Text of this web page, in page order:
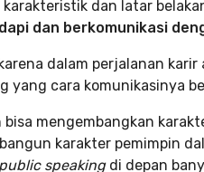
dan latar
dan berkomunikasi
dalam perjalanan
yang cara komunikasinya
mengembangkan
karakter pemimpin
public speakingdi depan